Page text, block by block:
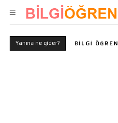
Yanına ne gider? BILGI ÖĞREN